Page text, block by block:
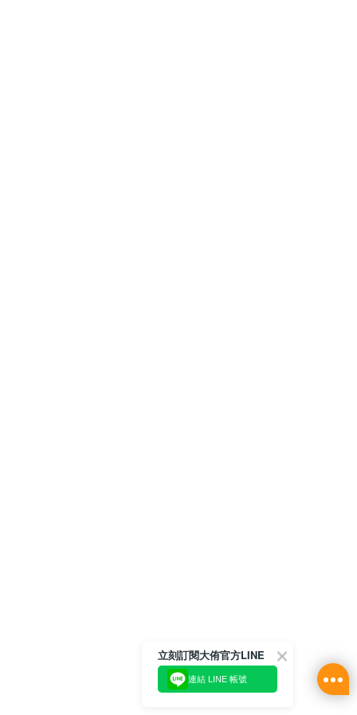
立刻訂閱大侑官方LINE
連結 LINE 帳號